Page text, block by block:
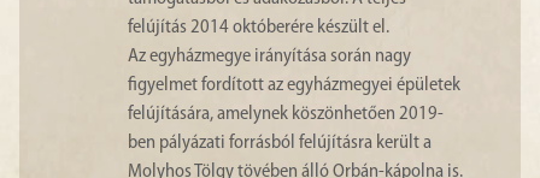
felújítás 2014 októberére készült el.
Az egyházmegye irányítása során nagy
figyelmet fordított az egyházmegyei épületek
felújítására, amelynek köszönhetően 2019-
ben pályázati forrásból felújításra került a
Molyhos Tölgy tövében álló Orbán-kápolna is.